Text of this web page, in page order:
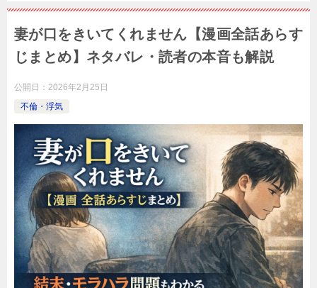
妻が口をきいてくれません【漫画全話あらす
じまとめ】ネタバレ・読者の本音も解説
公開日： 2026年2月25日
不倫・浮気